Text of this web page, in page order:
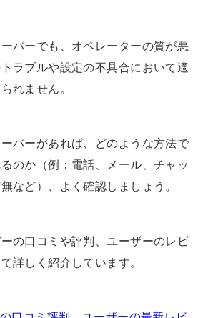
バーでも、オペレーターの質が悪
ラブルや設定の不具合において適
れません。
バーがあれば、どのような方法で
のか（例：電話、メール、チャッ
など）、よく確認しましょう。
の口コミや評判、ユーザーのレビ
詳しく紹介しています。